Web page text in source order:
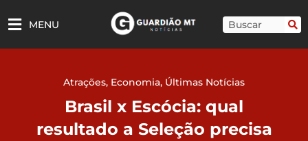
para
MENU Pesquisar
Atrações, Economia, Últimas Notícias
Brasil x Escócia: qual
resultado a Seleção precisa